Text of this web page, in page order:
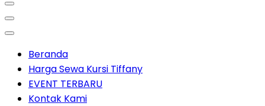
Beranda
Harga Sewa Kursi Tiffany
EVENT TERBARU
Kontak Kami